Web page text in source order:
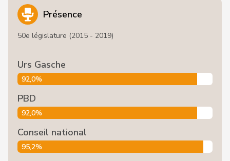
Présence
50e législature (2015 - 2019)
Urs Gasche
92,0%
PBD
92,0%
Conseil national
95,2%